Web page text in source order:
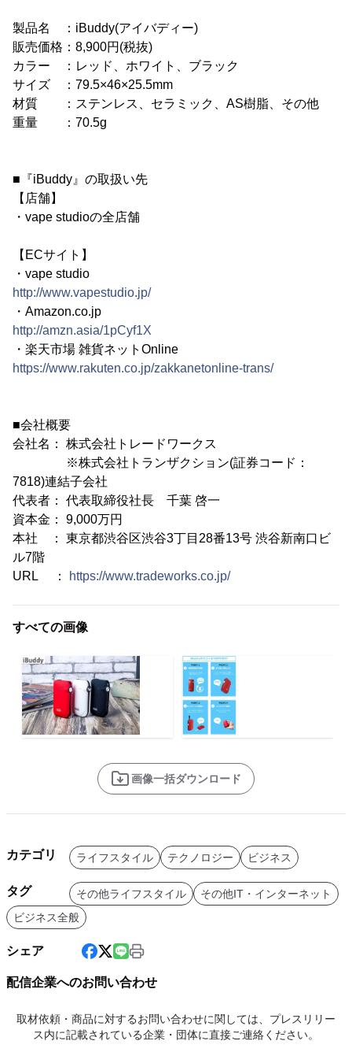
製品名 ：iBuddy(アイバディー)
販売価格：8,900円(税抜)
カラー ：レッド、ホワイト、ブラック
サイズ ：79.5×46×25.5mm
材質 ：ステンレス、セラミック、AS樹脂、その他
重量 ：70.5g
■『iBuddy』の取扱い先
【店舗】
・vape studioの全店舗
【ECサイト】
・vape studio
http://www.vapestudio.jp/
・Amazon.co.jp
http://amzn.asia/1pCyf1X
・楽天市場 雑貨ネットOnline
https://www.rakuten.co.jp/zakkanetonline-trans/
■会社概要
会社名： 株式会社トレードワークス
※株式会社トランザクション(証券コード：
7818)連結子会社
代表者： 代表取締役社長 千葉 啓一
資本金： 9,000万円
本社 ： 東京都渋谷区渋谷3丁目28番13号 渋谷新南口ビ
ル7階
URL ：
https://www.tradeworks.co.jp/
すべての画像
画像一括ダウンロード
カテゴリ ライフスタイル テクノロジー ビジネス
タグ その他ライフスタイル
その他IT・インターネット
ビジネス全般
シェア
配信企業へのお問い合わせ
取材依頼・商品に対するお問い合わせに関しては、プレスリリー
ス内に記載されている企業・団体に直接ご連絡ください。